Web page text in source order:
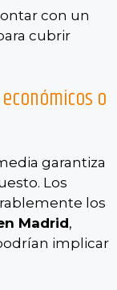
con un
cubrir
o
garantiza
Los
los
Madrid,
implicar